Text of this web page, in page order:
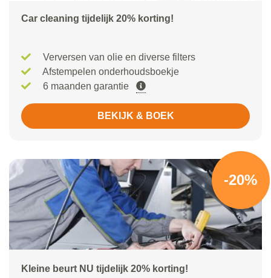
Car cleaning tijdelijk 20% korting!
Verversen van olie en diverse filters
Afstempelen onderhoudsboekje
6 maanden garantie
BEKIJK & BOEK
-20%
Kleine beurt NU tijdelijk 20% korting!